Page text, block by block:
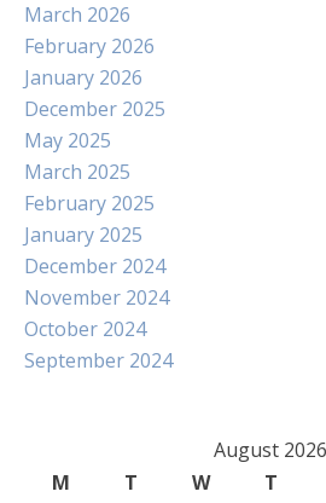
March 2026
February 2026
January 2026
December 2025
May 2025
March 2025
February 2025
January 2025
December 2024
November 2024
October 2024
September 2024
August 2026
M
T W T